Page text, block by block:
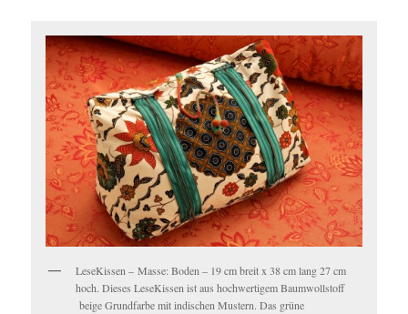
LeseKissen – Masse: Boden – 19 cm breit x 38 cm lang 27 cm
hoch. Dieses LeseKissen ist aus hochwertigem Baumwollstoff
beige Grundfarbe mit indischen Mustern. Das grüne